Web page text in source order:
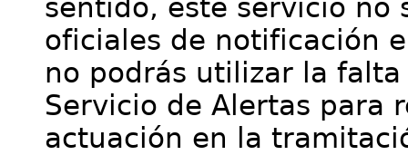
sentido, este servicio no
oficiales de notificación
no podrás utilizar la
Servicio de Alertas para
actuación en la